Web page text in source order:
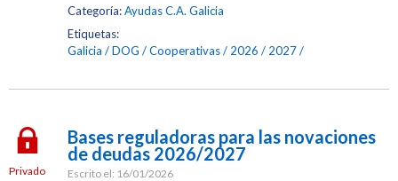
Categoría:Ayudas C.A. Galicia
Etiquetas:
Galicia
DOG Cooperativas 2026 2027
Privado
Bases reguladoras para las novaciones
de deudas 2026/2027
Escrito el: 16/01/2026